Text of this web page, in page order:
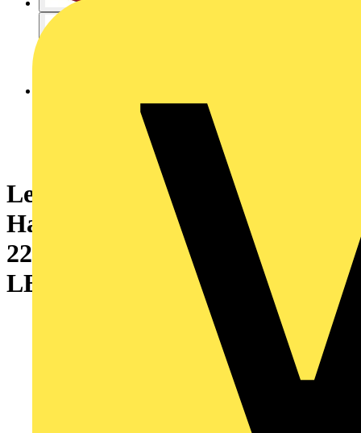
Leuchtmelder, Frontelement,
Harmony XB5, Kunststoff,
22mm, rot, für universelle
LED, glatte Kalotte